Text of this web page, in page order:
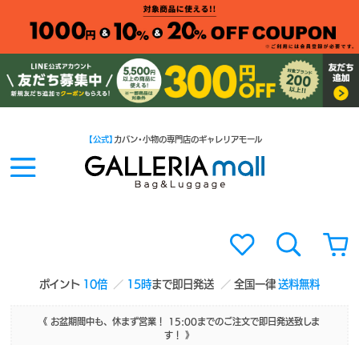
ポイント 10倍 15時まで即日発送 全国一律送料無料
【公式】 カバン・小物の専門店のギャレリアモール
《 お盆期間中も、休まず営業！ 15:00までのご注文で即日発送致しま
す！ 》